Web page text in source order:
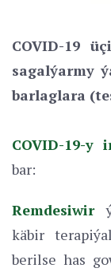
COVID-19
sagalýarmy
barlaglara
COVID-19-y
bar:
Remdesiwir
käbir
berilse has